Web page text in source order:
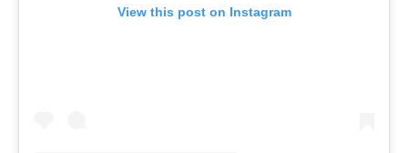
View this post on Instagram